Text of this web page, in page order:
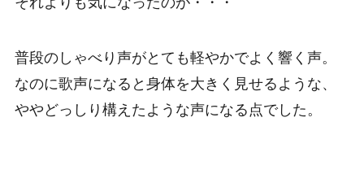
普段のしゃべり声がとても軽やかでよく響く声。
なのに歌声になると身体を大きく見せるような、
ややどっしり構えたような声になる点でした。